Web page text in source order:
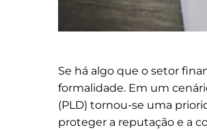
Se há algo que o setor
formalidade. Em um
(PLD) tornou-se uma
proteger a reputação e a